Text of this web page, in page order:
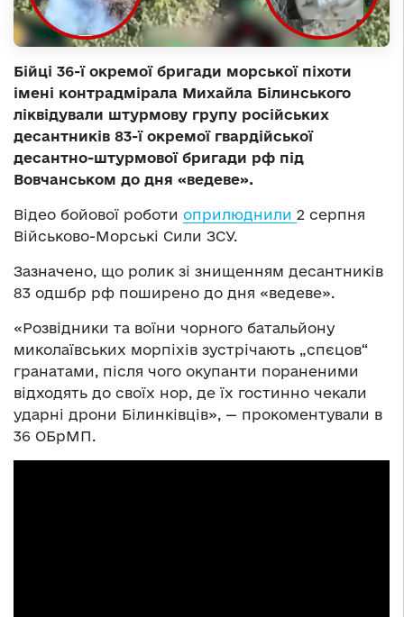
Бійці 36-ї окремої бригади морської піхоти
імені контрадмірала Михайла Білинського
ліквідували штурмову групу російських
десантників 83-ї окремої гвардійської
десантно-штурмової бригади рф під
Вовчанськом до дня «ведеве».
Відео бойової роботи оприлюднили 2 серпня
Військово-Морські Сили ЗСУ.
Зазначено, що ролик зі знищенням десантників
83 одшбр рф поширено до дня «ведеве».
«Розвідники та воїни чорного батальйону
миколаївських морпіхів зустрічають „спєцов“
гранатами, після чого окупанти пораненими
відходять до своїх нор, де їх гостинно чекали
ударні дрони Білинківців», — прокоментували в
36 ОБрМП.